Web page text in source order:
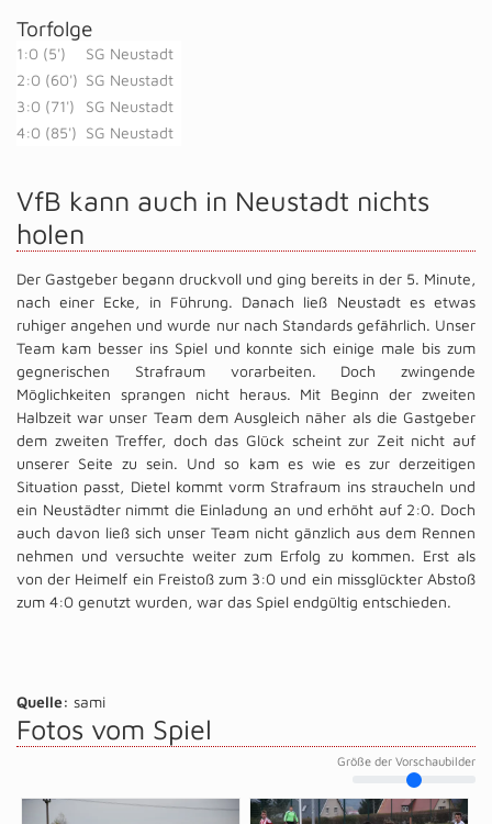
Torfolge
1:0 (5')
SG Neustadt
2:0 (60') SG Neustadt
3:0 (71')
SG Neustadt
4:0 (85') SG Neustadt
VfB kann auch in Neustadt nichts
holen
Der Gastgeber begann druckvoll und ging bereits in der 5. Minute,
nach einer Ecke, in Führung. Danach ließ Neustadt es etwas
ruhiger angehen und wurde nur nach Standards gefährlich. Unser
Team kam besser ins Spiel und konnte sich einige male bis zum
gegnerischen Strafraum vorarbeiten. Doch zwingende
Möglichkeiten sprangen nicht heraus. Mit Beginn der zweiten
Halbzeit war unser Team dem Ausgleich näher als die Gastgeber
dem zweiten Treffer, doch das Glück scheint zur Zeit nicht auf
unserer Seite zu sein. Und so kam es wie es zur derzeitigen
Situation passt, Dietel kommt vorm Strafraum ins straucheln und
ein Neustädter nimmt die Einladung an und erhöht auf 2:0. Doch
auch davon ließ sich unser Team nicht gänzlich aus dem Rennen
nehmen und versuchte weiter zum Erfolg zu kommen. Erst als
von der Heimelf ein Freistoß zum 3:0 und ein missglückter Abstoß
zum 4:0 genutzt wurden, war das Spiel endgültig entschieden.
Quelle: sami
Fotos vom Spiel
Größe der Vorschaubilder